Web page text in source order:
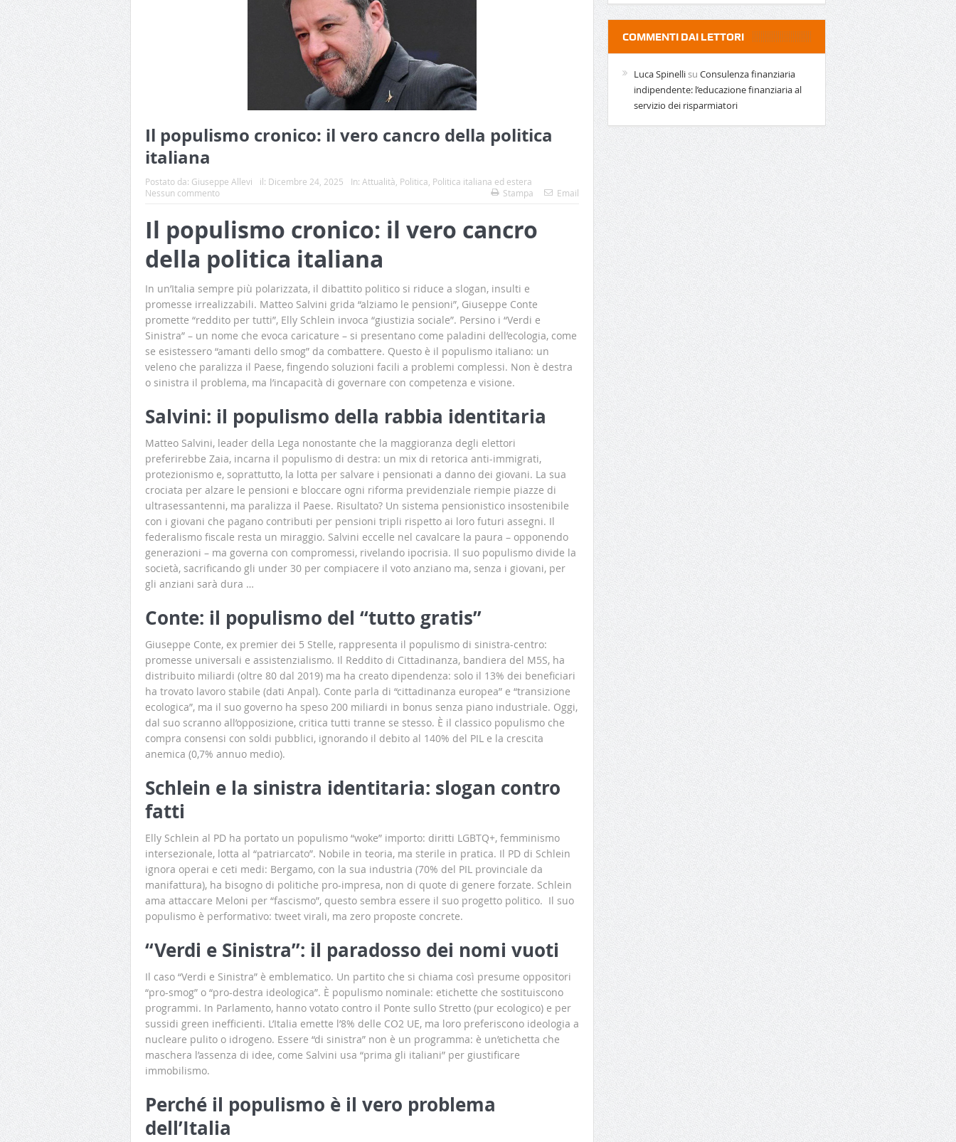
Il populismo cronico: il vero cancro della politica
italiana
Postato da: Giuseppe Allevi il: Dicembre 24, 2025 In: Attualità Politica Politica italiana ed estera
Nessun commento
Stampa Email
Il populismo cronico: il vero cancro
della politica italiana
In un’Italia sempre più polarizzata, il dibattito politico si riduce a slogan, insulti e
promesse irrealizzabili. Matteo Salvini grida “alziamo le pensioni”, Giuseppe Conte
promette “reddito per tutti”, Elly Schlein invoca “giustizia sociale”. Persino i “Verdi e
Sinistra” – un nome che evoca caricature – si presentano come paladini dell’ecologia, come
se esistessero “amanti dello smog” da combattere. Questo è il populismo italiano: un
veleno che paralizza il Paese, fingendo soluzioni facili a problemi complessi. Non è destra
o sinistra il problema, ma l’incapacità di governare con competenza e visione.
Salvini: il populismo della rabbia identitaria
Matteo Salvini, leader della Lega nonostante che la maggioranza degli elettori
preferirebbe Zaia, incarna il populismo di destra: un mix di retorica anti-immigrati,
protezionismo e, soprattutto, la lotta per salvare i pensionati a danno dei giovani. La sua
crociata per alzare le pensioni e bloccare ogni riforma previdenziale riempie piazze di
ultrasessantenni, ma paralizza il Paese. Risultato? Un sistema pensionistico insostenibile
con i giovani che pagano contributi per pensioni tripli rispetto ai loro futuri assegni. Il
federalismo fiscale resta un miraggio. Salvini eccelle nel cavalcare la paura – opponendo
generazioni – ma governa con compromessi, rivelando ipocrisia. Il suo populismo divide la
società, sacrificando gli under 30 per compiacere il voto anziano ma, senza i giovani, per
gli anziani sarà dura …
Conte: il populismo del “tutto gratis”
Giuseppe Conte, ex premier dei 5 Stelle, rappresenta il populismo di sinistra-centro:
promesse universali e assistenzialismo. Il Reddito di Cittadinanza, bandiera del M5S, ha
distribuito miliardi (oltre 80 dal 2019) ma ha creato dipendenza: solo il 13% dei beneficiari
ha trovato lavoro stabile (dati Anpal). Conte parla di “cittadinanza europea” e “transizione
ecologica”, ma il suo governo ha speso 200 miliardi in bonus senza piano industriale. Oggi,
dal suo scranno all’opposizione, critica tutti tranne se stesso. È il classico populismo che
compra consensi con soldi pubblici, ignorando il debito al 140% del PIL e la crescita
anemica (0,7% annuo medio).
Schlein e la sinistra identitaria: slogan contro
fatti
Elly Schlein al PD ha portato un populismo “woke” importo: diritti LGBTQ+, femminismo
intersezionale, lotta al “patriarcato”. Nobile in teoria, ma sterile in pratica. Il PD di Schlein
ignora operai e ceti medi: Bergamo, con la sua industria (70% del PIL provinciale da
manifattura), ha bisogno di politiche pro-impresa, non di quote di genere forzate. Schlein
ama attaccare Meloni per “fascismo”, questo sembra essere il suo progetto politico. Il suo
populismo è performativo: tweet virali, ma zero proposte concrete.
“Verdi e Sinistra”: il paradosso dei nomi vuoti
Il caso “Verdi e Sinistra” è emblematico. Un partito che si chiama così presume oppositori
“pro-smog” o “pro-destra ideologica”. È populismo nominale: etichette che sostituiscono
programmi. In Parlamento, hanno votato contro il Ponte sullo Stretto (pur ecologico) e per
sussidi green inefficienti. L’Italia emette l’8% delle CO2 UE, ma loro preferiscono ideologia a
nucleare pulito o idrogeno. Essere “di sinistra” non è un programma: è un’etichetta che
maschera l’assenza di idee, come Salvini usa “prima gli italiani” per giustificare
immobilismo.
Perché il populismo è il vero problema
dell’Italia
COMMENTI DAI LETTORI
Luca Spinellisu Consulenza finanziaria
indipendente: l’educazione finanziaria al
servizio dei risparmiatori